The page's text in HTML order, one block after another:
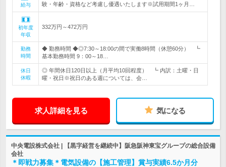
給与
験・年齢・資格など考慮し優遇いたします※試用期間1ヶ月…
初年度
年収
332万円～472万円
勤務
時間
◆ 勤務時間 ◆◎7:30～18:00の間で実働8時間（休憩60分） ┗
基本勤務時間 9：00～18…
休日
休暇
◎ 年間休日120日以上（月平均10回程度） ┗ 内訳：土曜・日
曜・祝日※祝日のある週については、会…
求人詳細を見る 気になる
中央電設株式会社 | 【黒字経営を継続中】阪急阪神東宝グループの総合設備
会社
＊即戦力募集＊電気設備の【施工管理】賞与実績6.5か月分